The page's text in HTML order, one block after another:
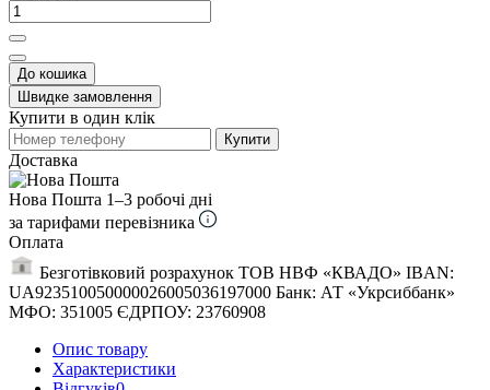
До кошика
Швидке замовлення
Купити в один клік
Купити
Доставка
Нова Пошта 1–3 робочі дні
за тарифами перевізника
Оплата
Безготівковий розрахунок ТОВ НВФ «КВАДО» IBAN:
UA923510050000026005036197000 Банк: АТ «Укрсиббанк»
МФО: 351005 ЄДРПОУ: 23760908
Опис товару
Характеристики